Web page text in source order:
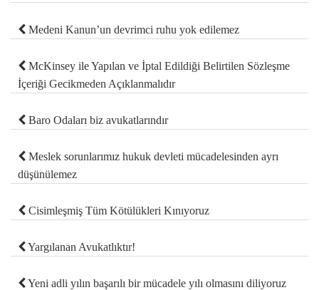
Medeni Kanun’un devrimci ruhu yok edilemez
McKinsey ile Yapılan ve İptal Edildiği Belirtilen Sözleşme
İçeriği Gecikmeden Açıklanmalıdır
Baro Odaları biz avukatlarındır
Meslek sorunlarımız hukuk devleti mücadelesinden ayrı
düşünülemez
Cisimleşmiş Tüm Kötülükleri Kınıyoruz
Yargılanan Avukatlıktır!
Yeni adli yılın başarılı bir mücadele yılı olmasını diliyoruz